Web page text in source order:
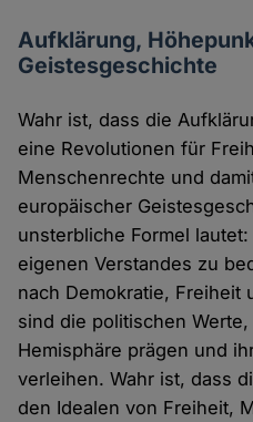
Aufklärung,
Geistesgeschichte
Wahr ist, dass die
eine Revolutionen für
Menschenrechte und
europäischer
unsterbliche Formel
eigenen Verstandes zu
nach Demokratie, Freiheit
sind die politischen
Hemisphäre prägen und
verleihen. Wahr ist, dass
den Idealen von Freiheit,